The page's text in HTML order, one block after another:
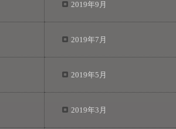
2019年9月
2019年7月
2019年5月
2019年3月